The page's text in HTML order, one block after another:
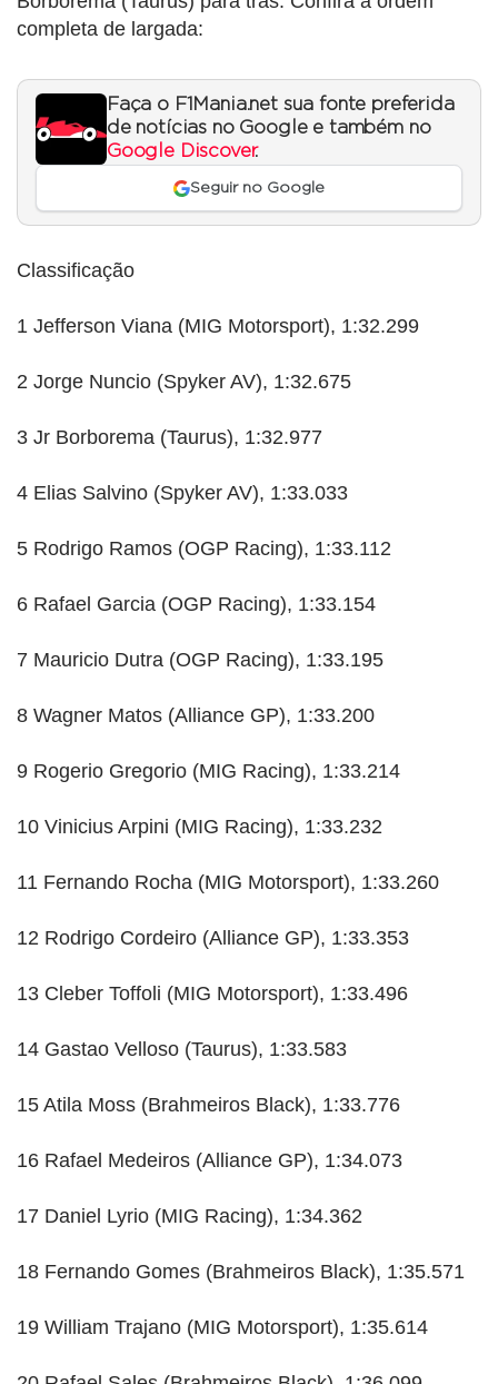
completa de largada:
Faça o F1Mania.net sua fonte preferida
de notícias no Google e também no
Google Discover.
Seguir no Google
Classificação
1 Jefferson Viana (MIG Motorsport), 1:32.299
2 Jorge Nuncio (Spyker AV), 1:32.675
3 Jr Borborema (Taurus), 1:32.977
4 Elias Salvino (Spyker AV), 1:33.033
5 Rodrigo Ramos (OGP Racing), 1:33.112
6 Rafael Garcia (OGP Racing), 1:33.154
7 Mauricio Dutra (OGP Racing), 1:33.195
8 Wagner Matos (Alliance GP), 1:33.200
9 Rogerio Gregorio (MIG Racing), 1:33.214
10 Vinicius Arpini (MIG Racing), 1:33.232
11 Fernando Rocha (MIG Motorsport), 1:33.260
12 Rodrigo Cordeiro (Alliance GP), 1:33.353
13 Cleber Toffoli (MIG Motorsport), 1:33.496
14 Gastao Velloso (Taurus), 1:33.583
15 Atila Moss (Brahmeiros Black), 1:33.776
16 Rafael Medeiros (Alliance GP), 1:34.073
17 Daniel Lyrio (MIG Racing), 1:34.362
18 Fernando Gomes (Brahmeiros Black), 1:35.571
19 William Trajano (MIG Motorsport), 1:35.614